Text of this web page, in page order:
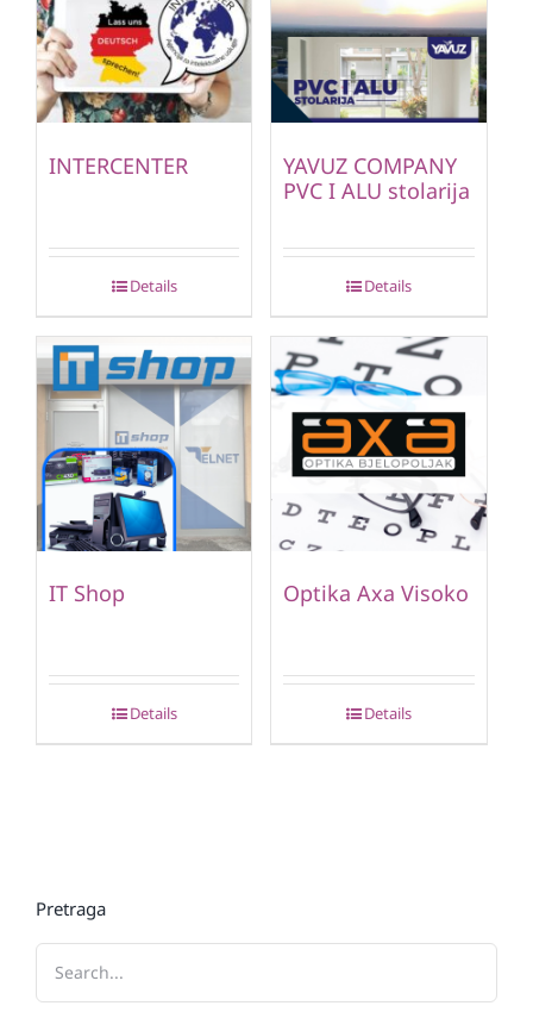
INTERCENTER
Details
YAVUZ COMPANY
PVC I ALU stolarija
Details
IT Shop
Details
Optika Axa Visoko
Details
Pretraga